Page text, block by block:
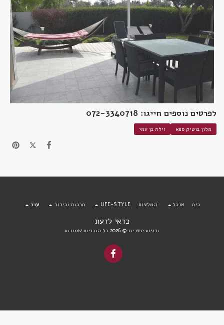
לפרטים נוספים חייגו: 072-3340718
מלון בוטיק ספא וילה בן עמי
כדאי לדעת
זכויות יוצרים © 2026 כל הזכויות שמורות
בית אוכל המלצות LIFE-STYLE תרבות ובידור עוד